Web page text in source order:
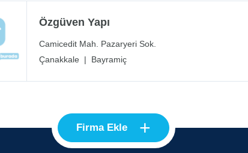
Özgüven Yapı
Camicedit Mah. Pazaryeri Sok.
Çanakkale | Bayramiç
Firma Ekle +